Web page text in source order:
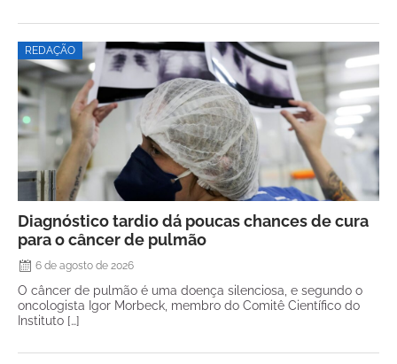
REDAÇÃO
Diagnóstico tardio dá poucas chances de cura
para o câncer de pulmão
6 de agosto de 2026
O câncer de pulmão é uma doença silenciosa, e segundo o
oncologista Igor Morbeck, membro do Comitê Científico do
Instituto […]